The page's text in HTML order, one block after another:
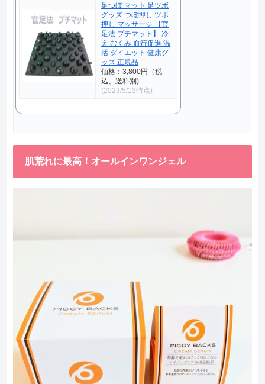
足つぼ マット 足ツボ
グッズ つぼ押し ツボ
押し マッサージ 【官
足法 プチマット】 冷
え むくみ 血行促進 温
活 ダイエット 健康グ
ッズ 正規品
価格：3,800円（税
込、送料別)
(2023/5/13時点)
肌荒れに最高！オールインワンジェル